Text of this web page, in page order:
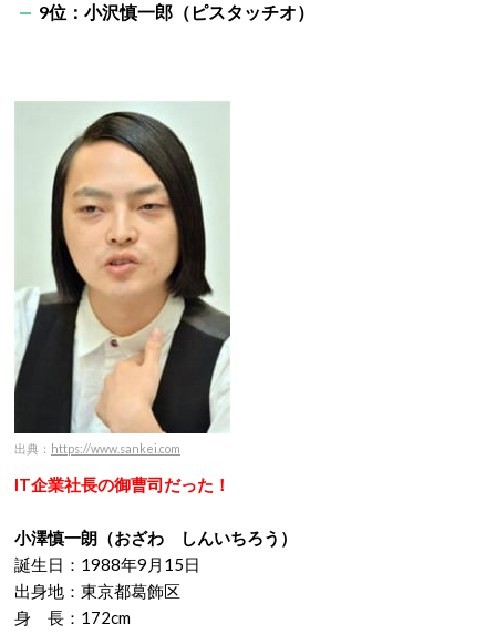
9位：小沢慎一郎（ピスタッチオ）
出典： https://www.sankei.com
IT企業社長の御曹司だった！
小澤慎一朗（おざわ しんいちろう）
誕生日：1988年9月15日
出身地：東京都葛飾区
身 長：172cm